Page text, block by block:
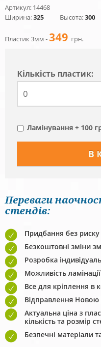
Артикул: 14468
Ширина:325 Высота:300
Пластик 3мм -349 грн.
Кiлькiсть пластик:
Ламінування + 100
Переваги
стендів:
Придбання без
Безкоштовні зміни
Розробка
Можливість ламінації
Все для кріплення в
Відправлення
Актуальна ціна з
кількість та розмір
Безпечні матеріали